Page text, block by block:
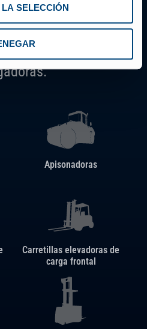
SELECCIÓN
desde caretillas
manipuladores
y palas
Apisonadoras
Carretillas elevadoras de
carga frontal